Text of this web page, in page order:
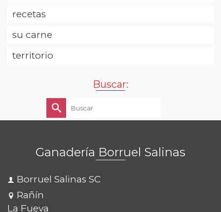
recetas
su carne
territorio
Buscar:
Buscar
por:
Ganadería Borruel Salinas
Borruel Salinas SC
Rañín
La Fueva